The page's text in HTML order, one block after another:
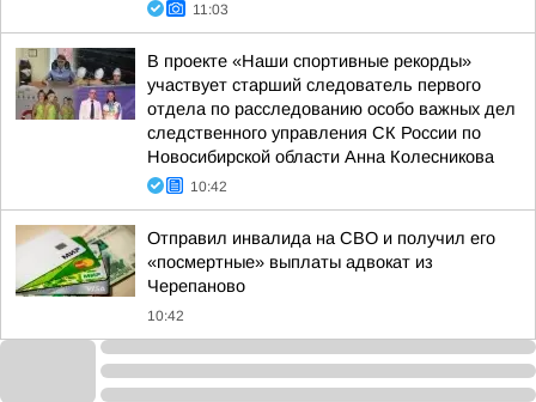
11:03
В проекте «Наши спортивные рекорды»
участвует старший следователь первого
отдела по расследованию особо важных дел
следственного управления СК России по
Новосибирской области Анна Колесникова
10:42
Отправил инвалида на СВО и получил его
«посмертные» выплаты адвокат из
Черепаново
10:42